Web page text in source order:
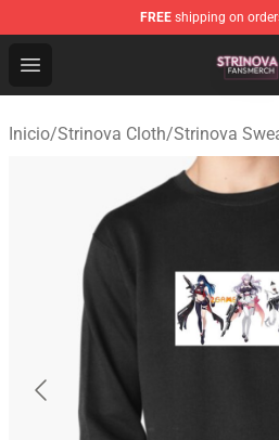
FREE shipping on
Open menu
Strinova Shop - Official
Inicio/Strinova Cloth/Strinova